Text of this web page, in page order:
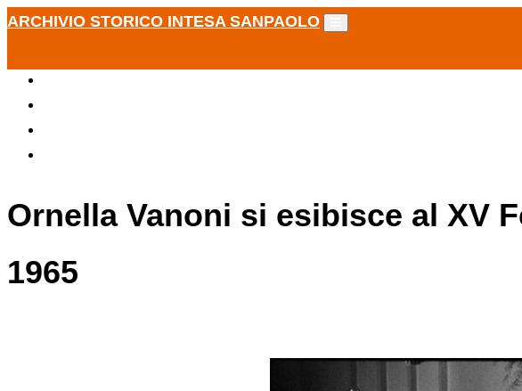
ARCHIVIO STORICO INTESA SANPAOLO
Ornella Vanoni si esibisce al XV
1965